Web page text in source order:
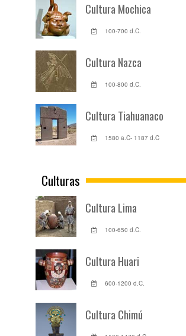
Cultura Mochica
100-700 d.C.
Cultura Nazca
100-800 d.C.
Cultura Tiahuanaco
1580 a.C- 1187 d.C
Culturas
Cultura Lima
100-650 d.C.
Cultura Huari
600-1200 d.C.
Cultura Chimú